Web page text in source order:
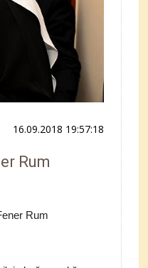
16.09.2018 19:57:18
Rum
Rum